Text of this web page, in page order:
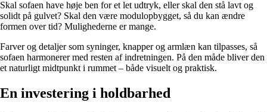
Skal sofaen have høje ben for et let udtryk, eller skal den stå lavt og
solidt på gulvet? Skal den være modulopbygget, så du kan ændre
formen over tid? Mulighederne er mange.
Farver og detaljer som syninger, knapper og armlæn kan tilpasses, så
sofaen harmonerer med resten af indretningen. På den måde bliver den
et naturligt midtpunkt i rummet – både visuelt og praktisk.
En investering i holdbarhed